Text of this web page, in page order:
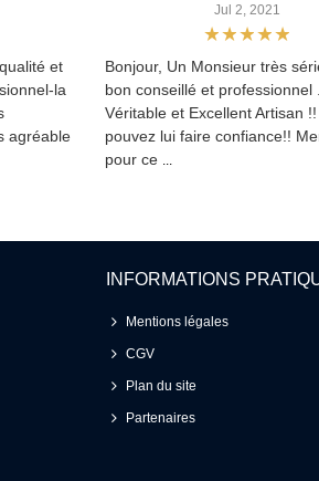
et
la
agréable
Jul 2, 2021
Bonjour, Un Monsieur très
bon conseillé et professionnel
Véritable et Excellent Artisan
pouvez lui faire confiance!!
pour ce ...
INFORMATIONS
Mentions légales
CGV
Plan du site
Partenaires